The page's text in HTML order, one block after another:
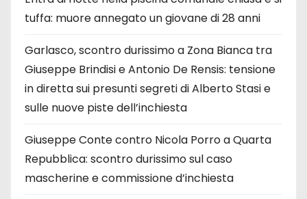
tuffa: muore annegato un giovane di 28 anni
Garlasco, scontro durissimo a Zona Bianca tra
Giuseppe Brindisi e Antonio De Rensis: tensione
in diretta sui presunti segreti di Alberto Stasi e
sulle nuove piste dell’inchiesta
Giuseppe Conte contro Nicola Porro a Quarta
Repubblica: scontro durissimo sul caso
mascherine e commissione d’inchiesta